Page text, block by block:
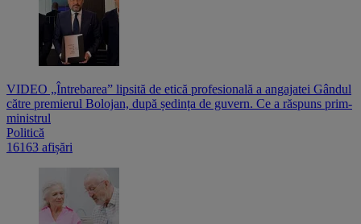
VIDEO „Întrebarea” lipsită de etică profesională a angajatei Gândul
către premierul Bolojan, după ședința de guvern. Ce a răspuns prim-
ministrul
Politică
16163 afișări